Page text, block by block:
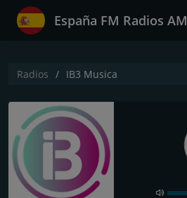
España FM Radios AM
Radios IB3 Musica